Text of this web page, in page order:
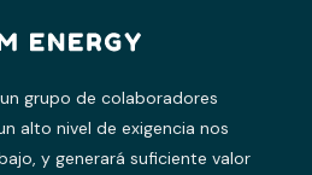
grupo de colaboradores
alto nivel de exigencia nos
y generará suficiente valor